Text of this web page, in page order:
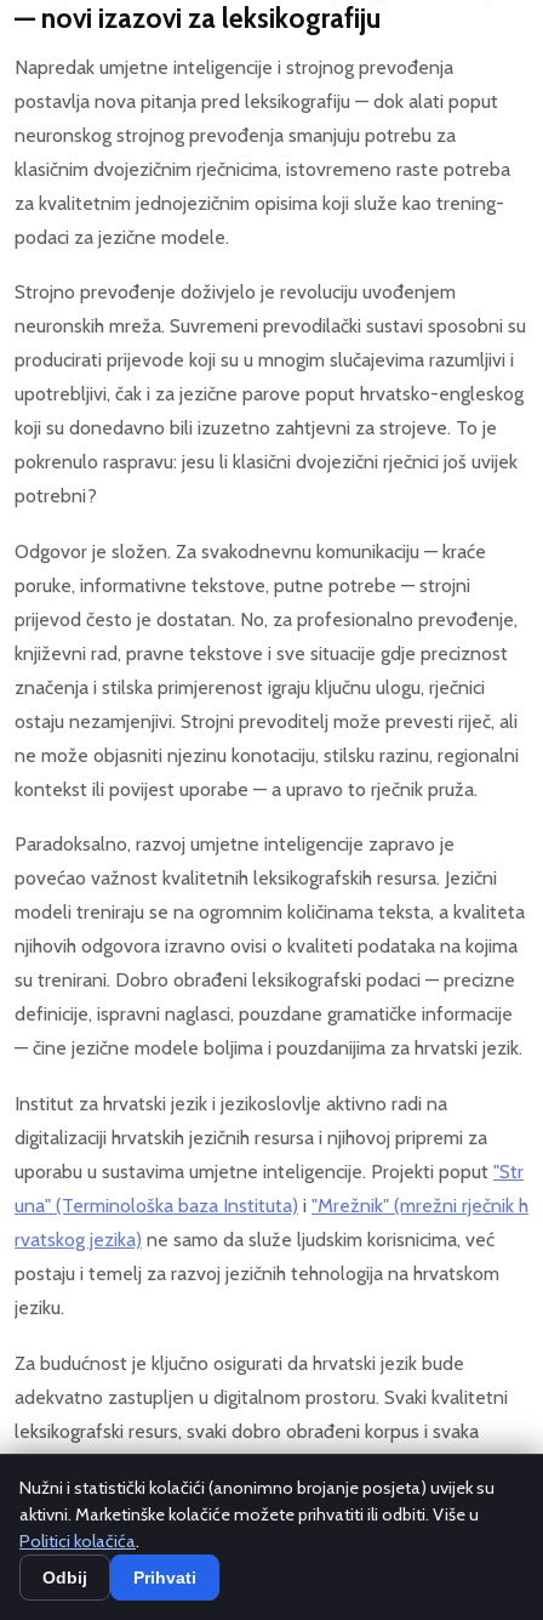
— novi izazovi za leksikografiju
Napredak umjetne inteligencije i strojnog prevođenja
postavlja nova pitanja pred leksikografiju — dok alati poput
neuronskog strojnog prevođenja smanjuju potrebu za
klasičnim dvojezičnim rječnicima, istovremeno raste potreba
za kvalitetnim jednojezičnim opisima koji služe kao trening-
podaci za jezične modele.
Strojno prevođenje doživjelo je revoluciju uvođenjem
neuronskih mreža. Suvremeni prevodilački sustavi sposobni su
producirati prijevode koji su u mnogim slučajevima razumljivi i
upotrebljivi, čak i za jezične parove poput hrvatsko-engleskog
koji su donedavno bili izuzetno zahtjevni za strojeve. To je
pokrenulo raspravu: jesu li klasični dvojezični rječnici još uvijek
potrebni?
Odgovor je složen. Za svakodnevnu komunikaciju — kraće
poruke, informativne tekstove, putne potrebe — strojni
prijevod često je dostatan. No, za profesionalno prevođenje,
književni rad, pravne tekstove i sve situacije gdje preciznost
značenja i stilska primjerenost igraju ključnu ulogu, rječnici
ostaju nezamjenjivi. Strojni prevoditelj može prevesti riječ, ali
ne može objasniti njezinu konotaciju, stilsku razinu, regionalni
kontekst ili povijest uporabe — a upravo to rječnik pruža.
Paradoksalno, razvoj umjetne inteligencije zapravo je
povećao važnost kvalitetnih leksikografskih resursa. Jezični
modeli treniraju se na ogromnim količinama teksta, a kvaliteta
njihovih odgovora izravno ovisi o kvaliteti podataka na kojima
su trenirani. Dobro obrađeni leksikografski podaci — precizne
definicije, ispravni naglasci, pouzdane gramatičke informacije
— čine jezične modele boljima i pouzdanijima za hrvatski jezik.
Institut za hrvatski jezik i jezikoslovlje aktivno radi na
digitalizaciji hrvatskih jezičnih resursa i njihovoj pripremi za
uporabu u sustavima umjetne inteligencije. Projekti poput "Str
una" (Terminološka baza Instituta) i "Mrežnik" (mrežni rječnik h
rvatskog jezika) ne samo da služe ljudskim korisnicima, već
postaju i temelj za razvoj jezičnih tehnologija na hrvatskom
jeziku.
Za budućnost je ključno osigurati da hrvatski jezik bude
adekvatno zastupljen u digitalnom prostoru. Svaki kvalitetni
leksikografski resurs, svaki dobro obrađeni korpus i svaka
ostane vitalan i funkcionalan u digitalnom dobu. Ulaganje u
leksikografiju danas nije nostalgični čin čuvanja prošlosti — to
je strateško ulaganje u jezičnu budućnost.
Nužni i statistički kolačići (anonimno brojanje posjeta) uvijek su
aktivni. Marketinške kolačiće možete prihvatiti ili odbiti. Više u
Politici kolačića.
Odbij Prihvati